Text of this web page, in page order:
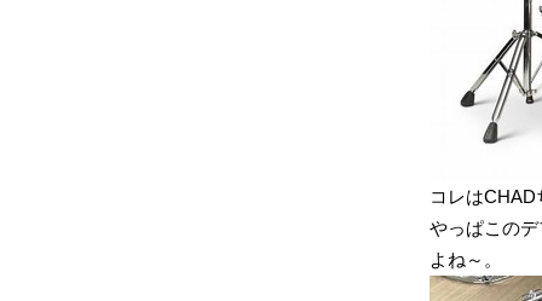
コレは
やっぱこの
よね～。